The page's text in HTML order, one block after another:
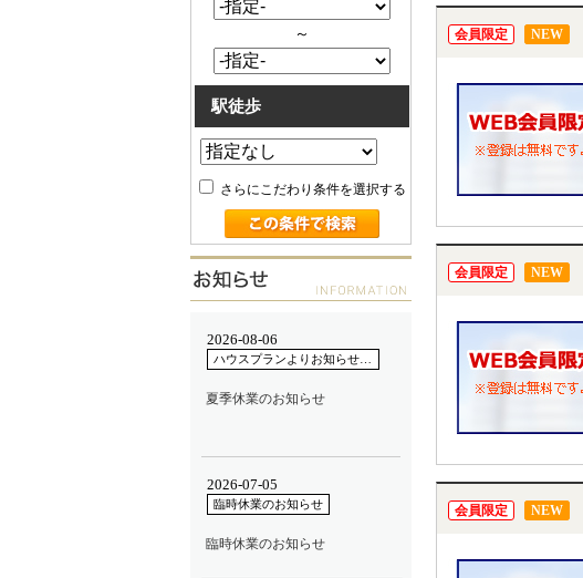
会員限定 NEW
会員限定 NEW
会員限定 NEW
～
駅徒歩
さらにこだわり条件を選択する